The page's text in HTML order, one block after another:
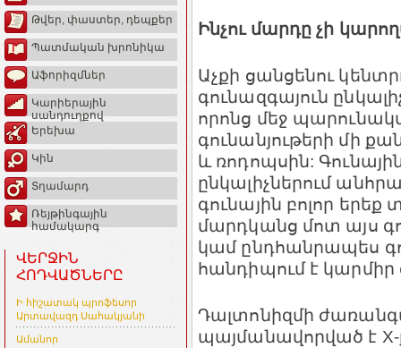
Թվեր, փաստեր, դեպքեր
Պատմական խրոնիկա
Աֆորիզմներ
Կարիերային
սանդուղքով
Երեխա
Կին
Տղամարդ
Ռեյթինգային
համակարգ
ՎԵՐՋԻՆ
ՀՈԴՎԱԾՆԵՐԸ
Ի հիշատակ պրոֆեսոր
Արտավազդ Սահակյանի
Ամանոր
Ինչու մարդը չի
Աչքի ցանցենու
գունազգայուն
որոնց մեջ
գունանյութերի մի
և ռոդոպսին:
ընկալիչներում
գունային բոլոր երեք
մարդկանց մոտ այս
կամ ընդհանրապես
հանդիպում է
Դալտոնիզմի
պայմանավորված է